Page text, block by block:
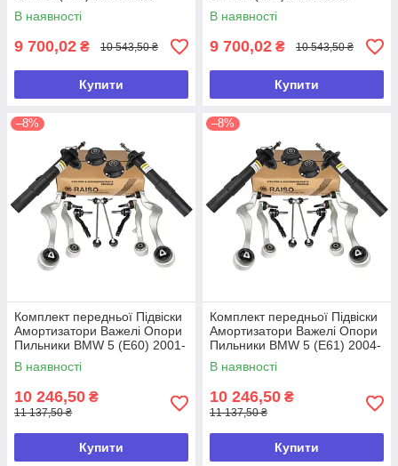
В наявності
9 700,02 ₴ 10 543,50 ₴
Купити
В наявності
9 700,02 ₴ 10 543,50 ₴
Купити
–8%
Комплект передньої Підвіски
Амортизатори Важелі Опори
Пильники BMW 5 (E60) 2001-
2010
В наявності
10 246,50 ₴
11 137,50 ₴
Купити
–8%
Комплект передньої Підвіски
Амортизатори Важелі Опори
Пильники BMW 5 (E61) 2004-
2010
В наявності
10 246,50 ₴
11 137,50 ₴
Купити